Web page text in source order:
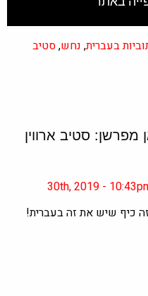
בעברית, נחש,סטיב
מפרשן: סטיב ארווין
כיף שיש את זה בעברית!